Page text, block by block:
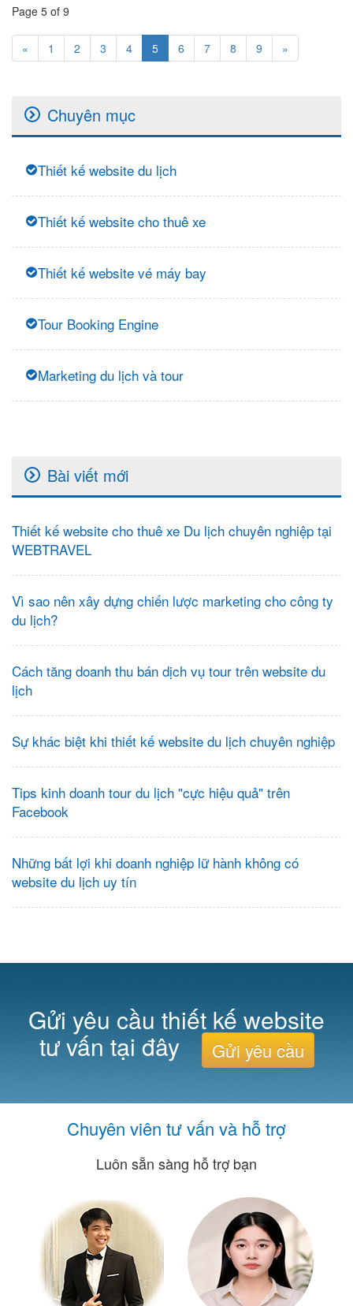
Page 5 of 9
« 1 2 3 4 5 6 7 8 9 »
Chuyên mục
Thiết kế website du lịch
Thiết kế website cho thuê xe
Thiết kế website vé máy bay
Tour Booking Engine
Marketing du lịch và tour
Bài viết mới
Thiết kế website cho thuê xe Du lịch chuyên nghiệp tại
WEBTRAVEL
Vì sao nên xây dựng chiến lược marketing cho công ty
du lịch?
Cách tăng doanh thu bán dịch vụ tour trên website du
lịch
Sự khác biệt khi thiết kế website du lịch chuyên nghiệp
Tips kinh doanh tour du lịch "cực hiệu quả" trên
Facebook
Những bất lợi khi doanh nghiệp lữ hành không có
website du lịch uy tín
Gửi yêu cầu thiết kế website
tư vấn tại đây Gửi yêu cầu
Chuyên viên tư vấn và hỗ trợ
Luôn sẵn sàng hỗ trợ bạn